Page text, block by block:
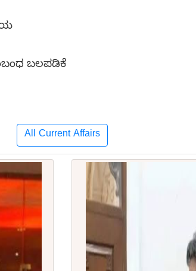
ಬಲಪಡಿಕೆ
All Current Affairs